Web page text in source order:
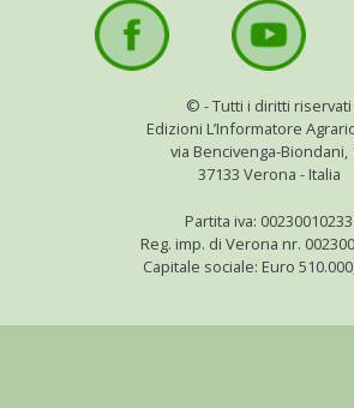
© - Tutti i diritti riservati
Edizioni L’Informatore
via Bencivenga-Biondani,
37133 Verona - Italia
Partita iva: 00230010233
Reg. imp. di Verona nr.
Capitale sociale: Euro